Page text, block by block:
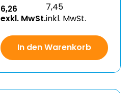
6,26
exkl. MwSt.
7,45
inkl. MwSt.
In den Warenkorb